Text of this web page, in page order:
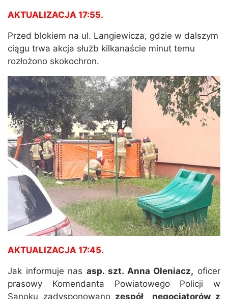
AKTUALIZACJA 17:55.
Przed blokiem na ul. Langiewicza, gdzie w dalszym
ciągu trwa akcja służb kilkanaście minut temu
rozłożono skokochron.
AKTUALIZACJA 17:45.
Jak informuje nasasp. szt. Anna Oleniacz, oficer
prasowy Komendanta Powiatowego Policji w
Sanoku zadysponowanozespół negocjatorów z